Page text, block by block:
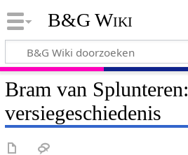
B&G Wiki
Bram van Splunteren:
versiegeschiedenis